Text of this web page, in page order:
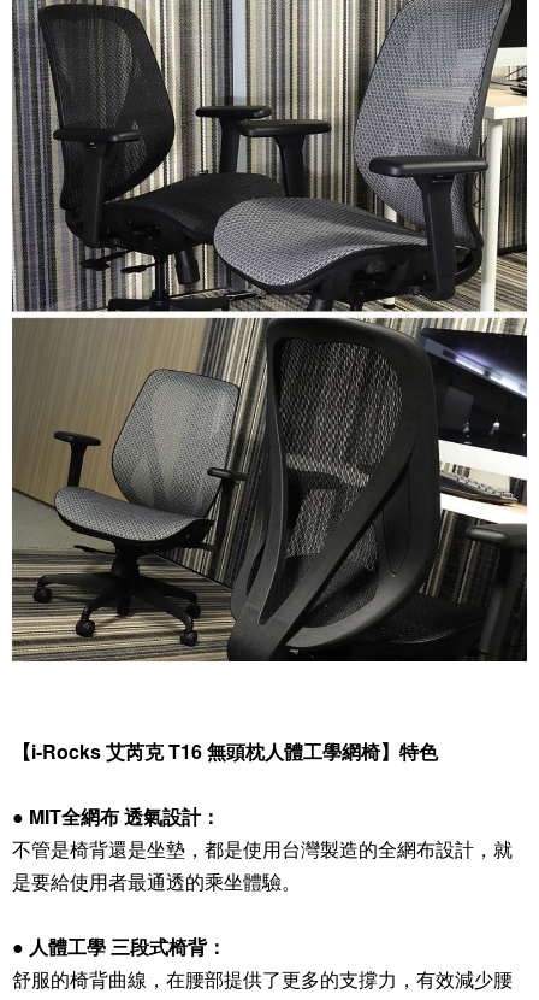
【i-Rocks 艾芮克 T16 無頭枕人體工學網椅】特色
● MIT全網布 透氣設計：
不管是椅背還是坐墊，都是使用台灣製造的全網布設計，就
是要給使用者最通透的乘坐體驗。
● 人體工學 三段式椅背：
舒服的椅背曲線，在腰部提供了更多的支撐力，有效減少腰